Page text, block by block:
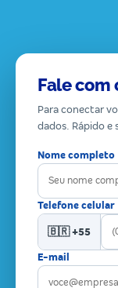
Fale com
Para conectar
dados. Rápido e
Nome completo
Telefone celular
🇧🇷 +55
E-mail